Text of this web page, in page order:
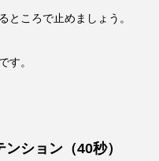
ところで止めましょう。
す。
ション（40秒）